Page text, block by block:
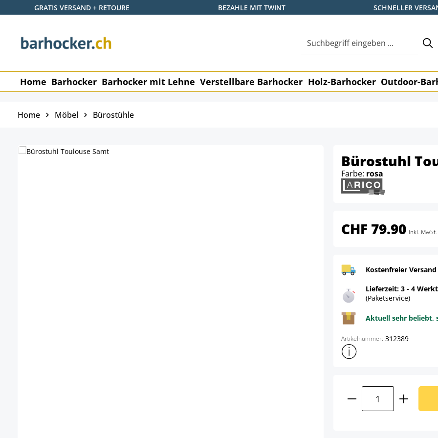
Hauptinhalt springen
Zur Suche springen
Zur Hauptnavigation springen
GRATIS VERSAND + RETOURE BEZAHLE MIT TWINT SCHNELLER
Home Barhocker Barhocker mit Lehne Verstellbare Barhocker Holz-Barhocker Outdoor-
Home Möbel Bürostühle
Bürostuhl
Farbe: rosa
CHF 79.90 inkl. MwSt.
Kostenfreier
Lieferzeit: 3 - 4
(Paketservice)
Aktuell sehr beliebt,
Artikelnummer: 312389
Weitere
Produkt Anzahl: